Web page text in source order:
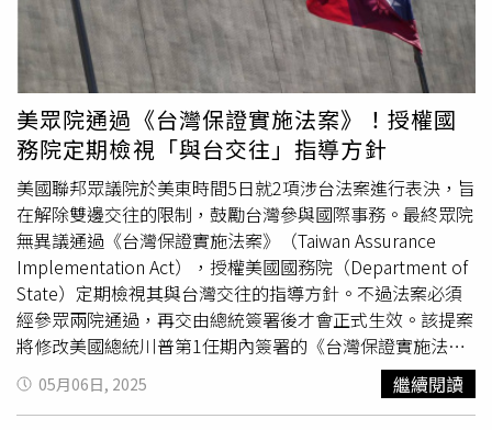
伃書以自身經驗分析，有關乳癌的危險因子，像是荷爾蒙暴
露，但她其實沒有，或是頂多年過30歲還沒生育，比一般人
多個1%風險；在鄭伃書仔細回想，最有可能的還是NG的生
活習慣。原來鄭伃書在發病前，她有習慣熬夜完成隔天的報
告或任務，幾乎在5年時間裡都是半夜3、4點睡覺，早上
7、8點就起床，睡眠時間嚴重不足。為了預防乳癌，國民健
康署提供台灣40歲到74歲婦女，每2年1次免費乳房X光攝影
檢查，有統計數據顯示，篩檢發現的乳癌婦女，有85.3%屬
早期，相較於臨床乳癌個案的54.2%，多出31.1%。不僅如
此，國健署也建議做5件事預防乳癌，包括多運動、避免太
晚生育、少攝取高脂肪食物、心情放輕鬆與減低工作壓力、
定期篩檢。
美眾院通過《台灣保證實施法案》！授權國
務院定期檢視「與台交往」指導方針
美國聯邦眾議院於美東時間5日就2項涉台法案進行表決，旨
在解除雙邊交往的限制，鼓勵台灣參與國際事務。最終眾院
無異議通過《台灣保證實施法案》（Taiwan Assurance
Implementation Act），授權美國國務院（Department of
State）定期檢視其與台灣交往的指導方針。不過法案必須
經參眾兩院通過，再交由總統簽署後才會正式生效。該提案
將修改美國總統川普第1任期內簽署的《台灣保證實施法
案》和《台灣友邦國際保護及加強倡議法》（Taiwan Allies
International Protection and Enhancement Initiative）。
其中《台灣保證實施法案》要求美國國務院在法案通過後
05月06日, 2025 繼續閱讀